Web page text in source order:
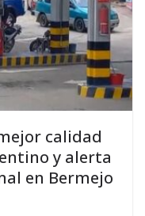
calidad
y alerta
en Bermejo